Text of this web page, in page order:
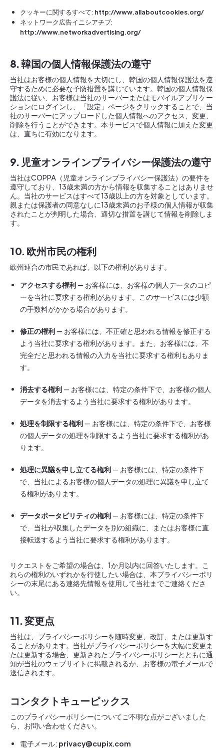
クッキーに関するすべて: http://www.allaboutcookies.org/
ネットワーク広告イニシアチブ:
http://www.networkadvertising.org/
8. 韓国の個人情報保護法の遵守
当社はお客様の個人情報を大切にし、韓国の個人情報保護法を遵
守するために必要な予防措置を講じています。韓国の個人情報保
護法に従い、お客様は当社のサーバーまたはモバイルアプリケー
ションにログインし、「設定」ページをクリックすることで、当
社のサーバーにアップロードした個人情報へのアクセス、変更、
削除を行うことができます。本サービスで個人情報に加えた変更
は、直ちに有効になります。
9. 児童オンラインプライバシー保護法の遵守
当社はCOPPA（児童オンラインプライバシー保護法）の要件を
遵守しており、13歳未満の方から情報を収集することはありませ
ん。当社のサービスはすべて13歳以上の方を対象としています。
親または保護者の同意なしに13歳未満のお子様の個人情報が収集
されたことが判明した場合、適切な措置を講じて情報を削除しま
す。
10. 欧州市民の権利
欧州連合の市民であれば、以下の権利があります。
アクセスする権利 — お客様には、お客様の個人データのコピ
ーを当社に要求する権利があります。このサービスには少額
の手数料がかかる場合があります。
修正の権利 — お客様には、不正確と思われる情報を修正する
よう当社に要求する権利があります。また、お客様には、不
完全だと思われる情報の入力を当社に要求する権利もありま
す。
消去する権利 — お客様には、特定の条件下で、お客様の個人
データを消去するよう当社に要求する権利があります。
処理を制限する権利 — お客様には、特定の条件下で、お客様
の個人データの処理を制限するよう当社に要求する権利があ
ります。
処理に異議を申し立てる権利 — お客様には、特定の条件下
で、当社によるお客様の個人データの処理に異議を申し立て
る権利があります。
データポータビリティの権利 — お客様には、特定の条件下
で、当社が収集したデータを別の組織に、またはお客様に直
接転送するよう当社に要求する権利があります。
リクエストをご希望の場合は、1か月以内に回答いたします。こ
れらの権利のいずれかを行使したい場合は、本プライバシーポリ
シーの末尾にある連絡先情報を使用して当社までご連絡くださ
い。
11. 変更点
当社は、プライバシーポリシーを随時変更、改訂、または更新す
ることがあります。当社がプライバシーポリシーを大幅に変更ま
たは更新する場合、更新されたプライバシーポリシーとともに通
知が当社のウェブサイトに掲載されるか、お客様の電子メールで
送信されます。
コンタクトキューピックス
このプライバシーポリシーについてご不明な点がございました
ら、お問い合わせください。
電子メール: privacy@cupix.com